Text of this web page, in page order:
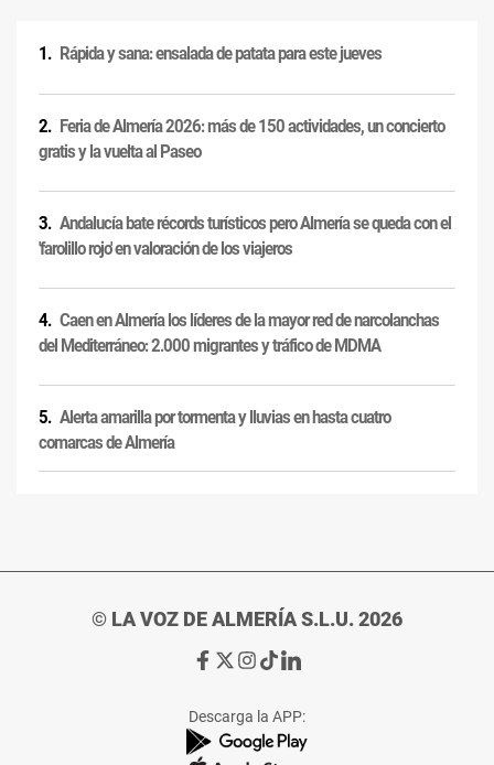
Rápida y sana: ensalada de patata para este jueves
Feria de Almería 2026: más de 150 actividades, un concierto
gratis y la vuelta al Paseo
Andalucía bate récords turísticos pero Almería se queda con el
'farolillo rojo' en valoración de los viajeros
Caen en Almería los líderes de la mayor red de narcolanchas
del Mediterráneo: 2.000 migrantes y tráfico de MDMA
Alerta amarilla por tormenta y lluvias en hasta cuatro
comarcas de Almería
© LA VOZ DE ALMERÍA S.L.U. 2026
Ir
de
La
Ir
de
La
Ir
de
La
Ir
de
La
Ir
de
La
Descarga la APP: